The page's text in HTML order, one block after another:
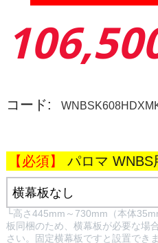
コード:
パロマ WNBS
└高さ445mm～730mm（本体
板同梱のため、横幕板が必要な場
さい。固定横幕板ですと設置でき